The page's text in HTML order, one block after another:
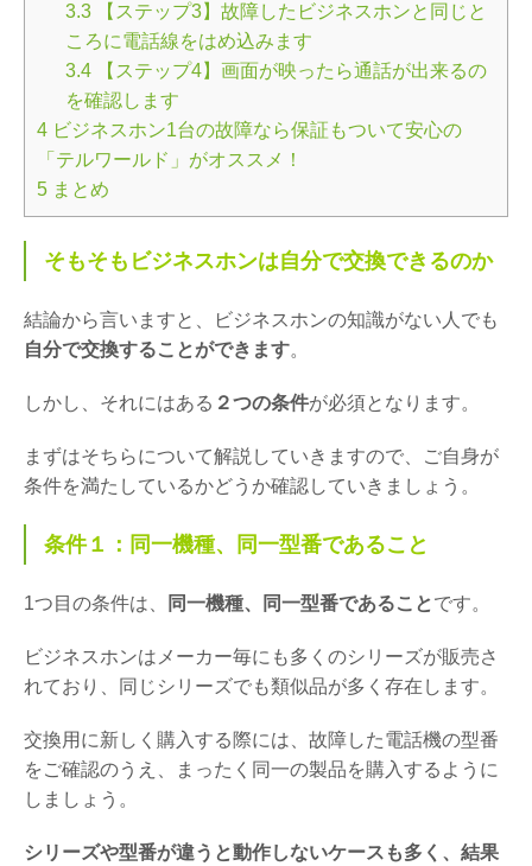
3.3 【ステップ3】故障したビジネスホンと同じと
ころに電話線をはめ込みます
3.4 【ステップ4】画面が映ったら通話が出来るの
を確認します
4 ビジネスホン1台の故障なら保証もついて安心の
「テルワールド」がオススメ！
5 まとめ
そもそもビジネスホンは自分で交換できるのか
結論から言いますと、ビジネスホンの知識がない人でも
自分で交換することができます。
しかし、それにはある ２つの条件が必須となります。
まずはそちらについて解説していきますので、ご自身が
条件を満たしているかどうか確認していきましょう。
条件１：同一機種、同一型番であること
1つ目の条件は、 同一機種、同一型番であることです。
ビジネスホンはメーカー毎にも多くのシリーズが販売さ
れており、同じシリーズでも類似品が多く存在します。
交換用に新しく購入する際には、故障した電話機の型番
をご確認のうえ、まったく同一の製品を購入するように
しましょう。
シリーズや型番が違うと動作しないケースも多く、結果